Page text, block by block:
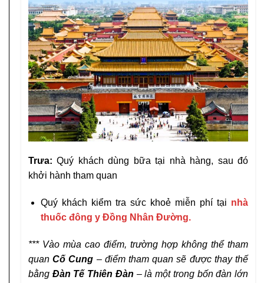
Trưa: Quý khách dùng bữa tại nhà hàng, sau đó
khởi hành tham quan
Quý khách kiểm tra sức khoẻ miễn phí tại nhà
thuốc đông y Đồng Nhân Đường.
*** Vào mùa cao điểm, trường hợp không thể tham
quanCố Cung – điểm tham quan sẽ được thay thế
bằng Đàn Tế Thiên Đàn – là một trong bốn đàn lớn